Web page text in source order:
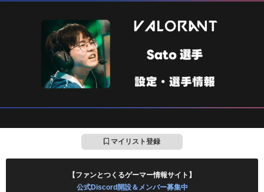
マイリスト登録
【ファンとつくるゲーマー情報サイト】
公式Discord開設＆メンバー募集中